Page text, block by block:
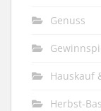
Genuss
Hauskauf
Herbst-